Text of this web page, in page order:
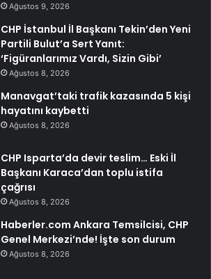
Ağustos 9, 2026
CHP İstanbul İl Başkanı Tekin’den Yeni
Partili Bulut’a Sert Yanıt:
‘Figüranlarımız Vardı, Sizin Gibi’
Ağustos 8, 2026
Manavgat’taki trafik kazasında 5 kişi
hayatını kaybetti
Ağustos 8, 2026
CHP Isparta’da devir teslim… Eski İl
Başkanı Karaca’dan toplu istifa
çağrısı
Ağustos 8, 2026
Haberler.com Ankara Temsilcisi, CHP
Genel Merkezi’nde! İşte son durum
Ağustos 8, 2026